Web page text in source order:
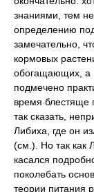
знаниями, тем
определению
замечательно,
кормовых
обогащающих, а
подмечено
время блестяще
так сказать,
Либиха, где он
(см.). Но так как
касался
поколебать
теории питания